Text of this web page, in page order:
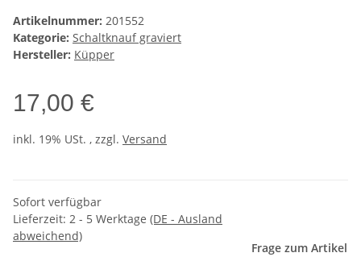
Artikelnummer: 201552
Kategorie: Schaltknauf graviert
Hersteller: Küpper
17,00 €
inkl. 19% USt. , zzgl. Versand
Sofort verfügbar
Lieferzeit: 2 - 5 Werktage (DE - Ausland
abweichend)
Frage zum Artikel